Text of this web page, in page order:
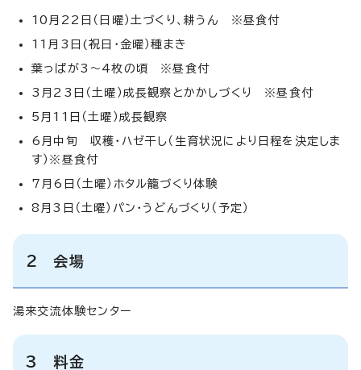
10月22日（日曜）土づくり、耕うん ※昼食付
11月3日(祝日・金曜）種まき
葉っぱが3～4枚の頃 ※昼食付
3月23日（土曜）成長観察とかかしづくり ※昼食付
5月11日（土曜）成長観察
6月中旬 収穫・ハゼ干し（生育状況により日程を決定しま
す）※昼食付
7月6日（土曜）ホタル籠づくり体験
8月3日（土曜）パン・うどんづくり（予定）
2 会場
湯来交流体験センター
3 料金